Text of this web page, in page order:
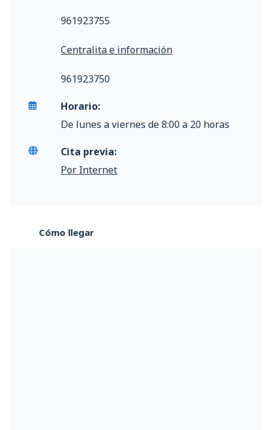
961923755
Centralita e información
961923750
Horario:
De lunes a viernes de 8:00 a 20 horas
Cita previa:
Por Internet
Cómo llegar